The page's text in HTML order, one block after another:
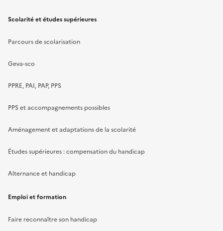
Scolarité et études supérieures
Parcours de scolarisation
Geva-sco
PPRE, PAI, PAP, PPS
PPS et accompagnements possibles
Aménagement et adaptations de la scolarité
Études supérieures : compensation du handicap
Alternance et handicap
Emploi et formation
Faire reconnaître son handicap